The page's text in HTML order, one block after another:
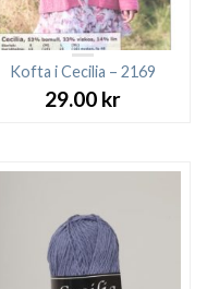
Kofta i Cecilia – 2169
29.00 kr